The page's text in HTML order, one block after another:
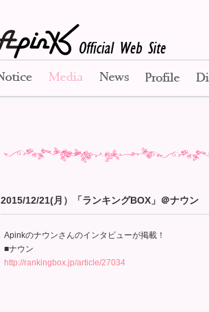
Notice Media News Profile
2015/12/21(月）「ランキングBOX」＠ナウン
Apinkのナウンさんのインタビューが掲載！
■ナウン
http://rankingbox.jp/article/27034